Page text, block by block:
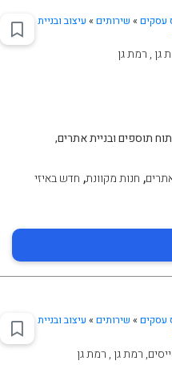
עסקים » שירותים» עיצוב ובניית
גן , רמת גן
תוספים ובניית אתרים,
, חנות מקוונת, חדש באיזי
עסקים » שירותים» עיצוב ובניית
רמת גן , רמת גן